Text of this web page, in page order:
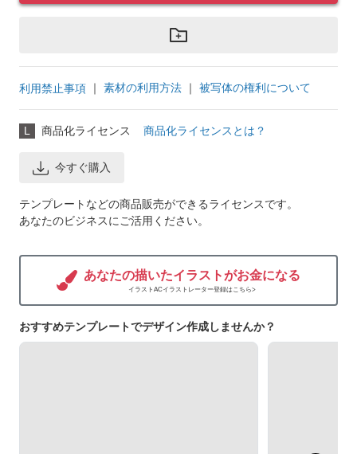
利用禁止事項 ｜ 素材の利用方法 ｜ 被写体の権利について
L 商品化ライセンス 商品化ライセンスとは？
今すぐ購入
テンプレートなどの商品販売ができるライセンスです。
あなたのビジネスにご活用ください。
あなたの描いたイラストがお金になる
イラストACイラストレーター登録はこちら>
おすすめテンプレートでデザイン作成しませんか？